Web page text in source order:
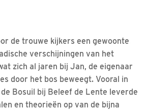
de trouwe kijkers een gewoonte
verschijningen van het
zich al jaren bij Jan, de eigenaar
door het bos beweegt. Vooral in
Bosuil bij Beleef de Lente leverde
en theorieën op van de bijna